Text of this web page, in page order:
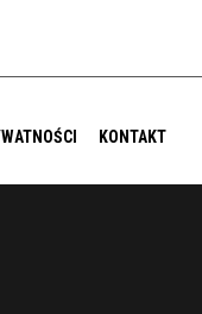
KONTAKT